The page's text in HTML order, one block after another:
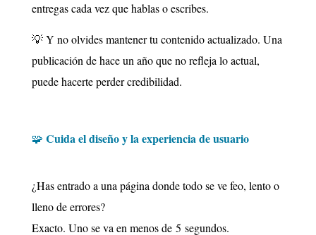
entregas cada vez que hablas o escribes.
💡 Y no olvides mantener tu contenido actualizado. Una
publicación de hace un año que no refleja lo actual,
puede hacerte perder credibilidad.
🧩 Cuida el diseño y la experiencia de usuario
¿Has entrado a una página donde todo se ve feo, lento o
lleno de errores?
Exacto. Uno se va en menos de 5 segundos.